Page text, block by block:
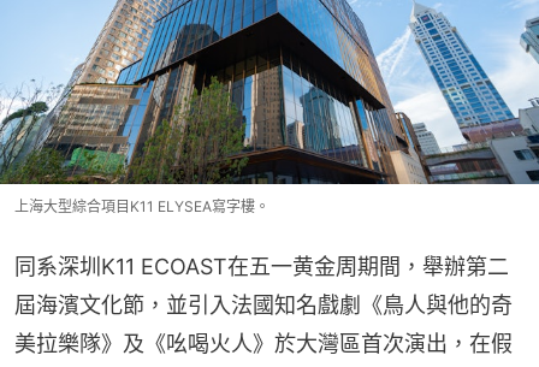
上海大型綜合項目K11 ELYSEA寫字樓。
同系深圳K11 ECOAST在五一黄金周期間，舉辦第二
屆海濱文化節，並引入法國知名戲劇《鳥人與他的奇
美拉樂隊》及《吆喝火人》於大灣區首次演出，在假